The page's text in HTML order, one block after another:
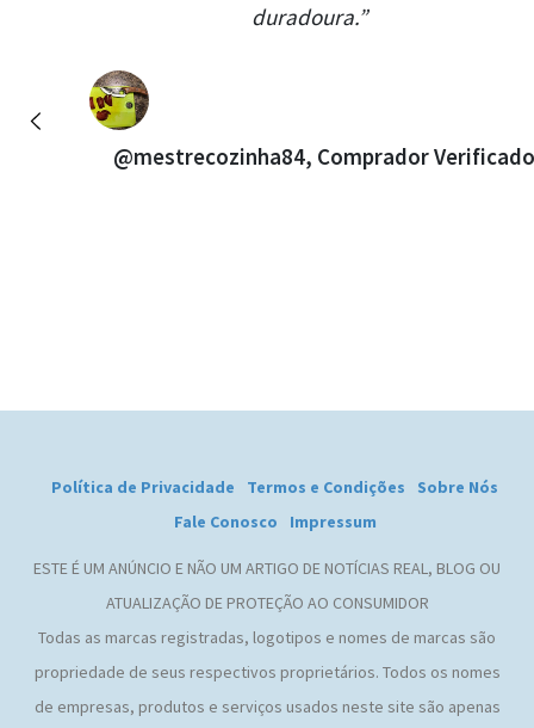
duradoura.”
@mestrecozinha84, Comprador Verificado
Previous
Política de Privacidade Termos e Condições
Sobre Nós
Fale Conosco
Impressum
ESTE É UM ANÚNCIO E NÃO UM ARTIGO DE NOTÍCIAS REAL, BLOG OU
ATUALIZAÇÃO DE PROTEÇÃO AO CONSUMIDOR
Todas as marcas registradas, logotipos e nomes de marcas são
propriedade de seus respectivos proprietários. Todos os nomes
de empresas, produtos e serviços usados neste site são apenas